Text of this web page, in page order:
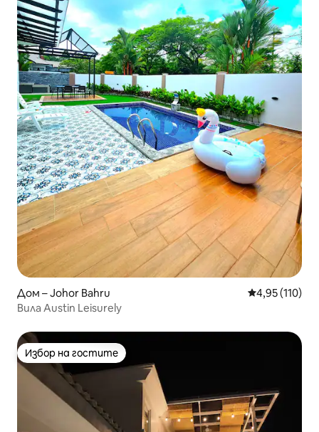
Дом – Johor Bahru Средна
4,95 (110)
Вила Austin Leisurely
Избор на гостите
Избор на гостите